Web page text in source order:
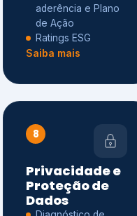
aderência e Plano
de Ação
Ratings ESG
Saiba mais
8
Privacidade e
Proteção de
Dados